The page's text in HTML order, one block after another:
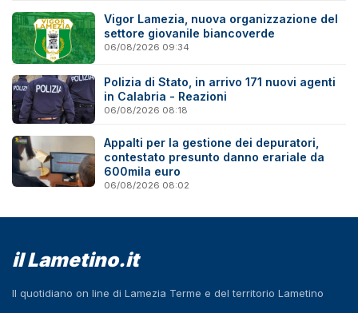
Vigor Lamezia, nuova organizzazione del
settore giovanile biancoverde
06/08/2026 09:34
Polizia di Stato, in arrivo 171 nuovi agenti
in Calabria - Reazioni
06/08/2026 08:18
Appalti per la gestione dei depuratori,
contestato presunto danno erariale da
600mila euro
06/08/2026 08:02
il Lametino.it
Il quotidiano on line di Lamezia Terme e del territorio Lametino